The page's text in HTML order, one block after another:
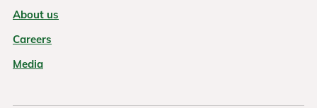
About us
Careers
Media